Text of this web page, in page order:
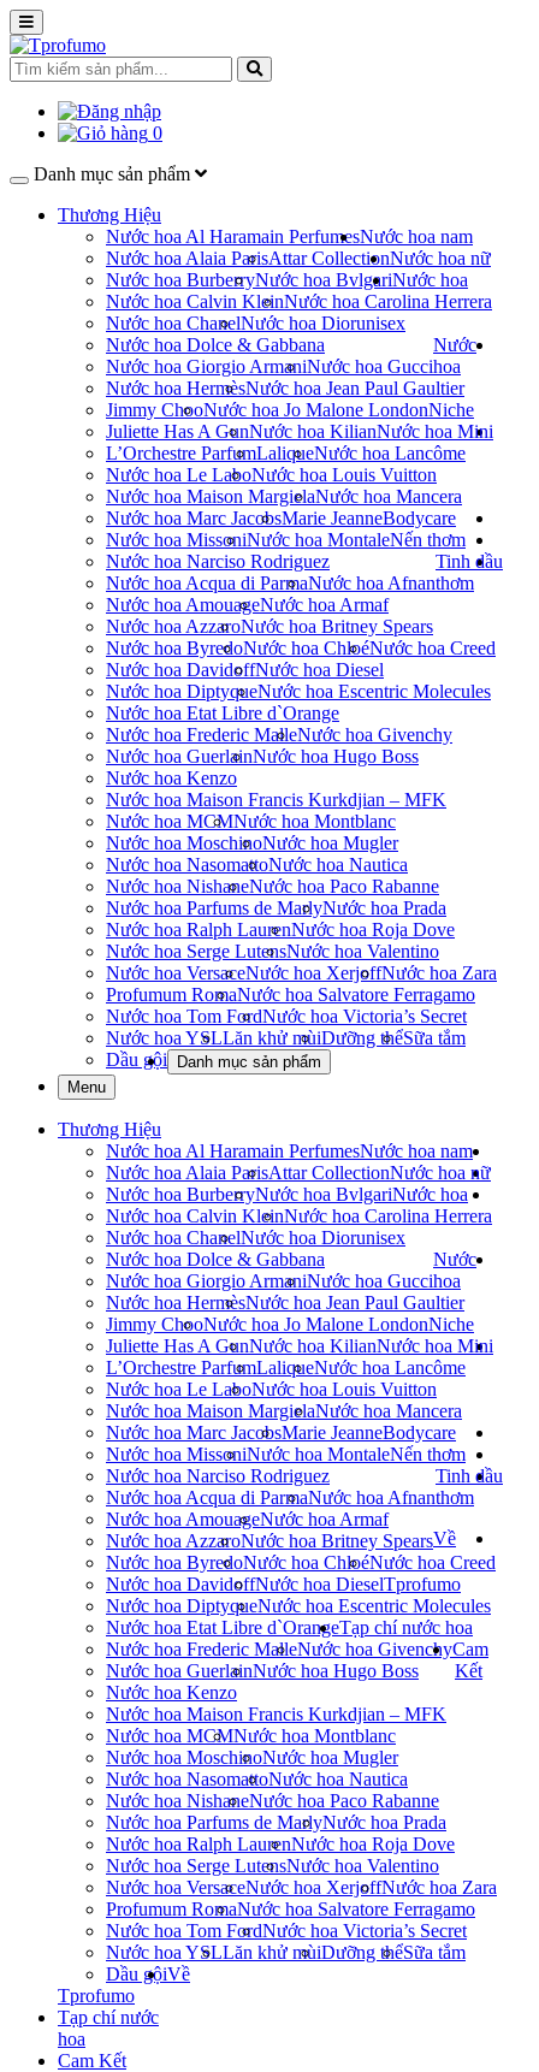
0
Danh mục sản phẩm
Thương Hiệu
Nước hoa Al Haramain Perfumes
Nước hoa Alaia ParisAttar Collection
Nước hoa BurberryNước hoa Bvlgari
Nước hoa Calvin KleinNước hoa Carolina Herrera
Nước hoa ChanelNước hoa Dior
Nước hoa Dolce & Gabbana
Nước hoa Giorgio ArmaniNước hoa Gucci
Nước hoa HermèsNước hoa Jean Paul Gaultier
Jimmy ChooNước hoa Jo Malone London
Juliette Has A GunNước hoa Kilian
L’Orchestre ParfumLaliqueNước hoa Lancôme
Nước hoa Le LaboNước hoa Louis Vuitton
Nước hoa Maison MargielaNước hoa Mancera
Nước hoa Marc JacobsMarie Jeanne
Nước hoa MissoniNước hoa Montale
Nước hoa Narciso Rodriguez
Nước hoa Acqua di ParmaNước hoa Afnan
Nước hoa AmouageNước hoa Armaf
Nước hoa AzzaroNước hoa Britney Spears
Nước hoa ByredoNước hoa ChloéNước hoa Creed
Nước hoa DavidoffNước hoa Diesel
Nước hoa DiptyqueNước hoa Escentric Molecules
Nước hoa Etat Libre d`Orange
Nước hoa Frederic MalleNước hoa Givenchy
Nước hoa GuerlainNước hoa Hugo Boss
Nước hoa Kenzo
Nước hoa Maison Francis Kurkdjian – MFK
Nước hoa MCMNước hoa Montblanc
Nước hoa MoschinoNước hoa Mugler
Nước hoa NasomattoNước hoa Nautica
Nước hoa NishaneNước hoa Paco Rabanne
Nước hoa Parfums de MarlyNước hoa Prada
Nước hoa Ralph LaurenNước hoa Roja Dove
Nước hoa Serge LutensNước hoa Valentino
Nước hoa VersaceNước hoa XerjoffNước hoa Zara
Profumum RomaNước hoa Salvatore Ferragamo
Nước hoa Tom FordNước hoa Victoria’s Secret
Nước hoa YSL
Nước hoa nam
Nước hoa nữ
Nước hoa
unisex
Nước
hoa
Niche
Nước hoa Mini
Bodycare
Lăn khử mùiDưỡng thểSữa tắm
Dầu gội
Nến thơm
Tinh dầu
thơm
Danh mục sản phẩm
Menu
Thương Hiệu
Nước hoa Al Haramain Perfumes
Nước hoa Alaia ParisAttar Collection
Nước hoa BurberryNước hoa Bvlgari
Nước hoa Calvin KleinNước hoa Carolina Herrera
Nước hoa ChanelNước hoa Dior
Nước hoa Dolce & Gabbana
Nước hoa Giorgio ArmaniNước hoa Gucci
Nước hoa HermèsNước hoa Jean Paul Gaultier
Jimmy ChooNước hoa Jo Malone London
Juliette Has A GunNước hoa Kilian
L’Orchestre ParfumLaliqueNước hoa Lancôme
Nước hoa Le LaboNước hoa Louis Vuitton
Nước hoa Maison MargielaNước hoa Mancera
Nước hoa Marc JacobsMarie Jeanne
Nước hoa MissoniNước hoa Montale
Nước hoa Narciso Rodriguez
Nước hoa Acqua di ParmaNước hoa Afnan
Nước hoa AmouageNước hoa Armaf
Nước hoa AzzaroNước hoa Britney Spears
Nước hoa ByredoNước hoa ChloéNước hoa Creed
Nước hoa DavidoffNước hoa Diesel
Nước hoa DiptyqueNước hoa Escentric Molecules
Nước hoa Etat Libre d`Orange
Nước hoa Frederic MalleNước hoa Givenchy
Nước hoa GuerlainNước hoa Hugo Boss
Nước hoa Kenzo
Nước hoa Maison Francis Kurkdjian – MFK
Nước hoa MCMNước hoa Montblanc
Nước hoa MoschinoNước hoa Mugler
Nước hoa NasomattoNước hoa Nautica
Nước hoa NishaneNước hoa Paco Rabanne
Nước hoa Parfums de MarlyNước hoa Prada
Nước hoa Ralph LaurenNước hoa Roja Dove
Nước hoa Serge LutensNước hoa Valentino
Nước hoa VersaceNước hoa XerjoffNước hoa Zara
Profumum RomaNước hoa Salvatore Ferragamo
Nước hoa Tom FordNước hoa Victoria’s Secret
Nước hoa YSL
Nước hoa nam
Nước hoa nữ
Nước hoa
unisex
Nước
hoa
Niche
Nước hoa Mini
Bodycare
Lăn khử mùiDưỡng thểSữa tắm
Dầu gội
Nến thơm
Tinh dầu
thơm
Về
Tprofumo
Tạp chí nước hoa
Cam
Kết
Về
Tprofumo
Tạp chí nước
hoa
Cam Kết